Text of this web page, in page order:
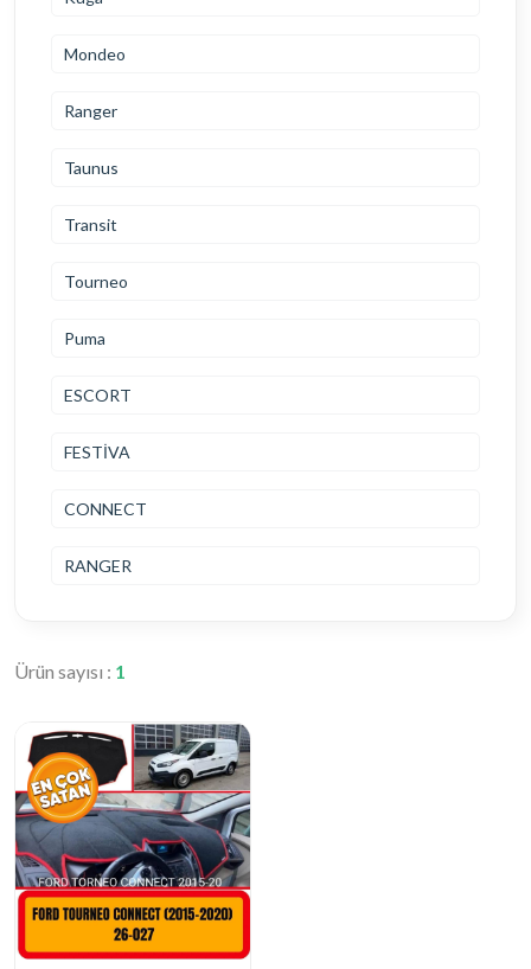
Mondeo
Ranger
Taunus
Transit
Tourneo
Puma
ESCORT
FESTİVA
CONNECT
RANGER
Ürün sayısı : 1